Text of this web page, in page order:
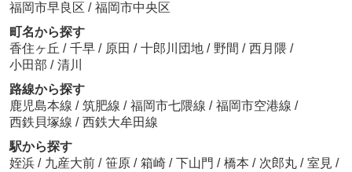
福岡市早良区 / 福岡市中央区
町名から探す
香住ヶ丘 / 千早 / 原田 / 十郎川団地 / 野間 / 西月隈 /
小田部 / 清川
路線から探す
鹿児島本線 / 筑肥線 / 福岡市七隈線 / 福岡市空港線 /
西鉄貝塚線 / 西鉄大牟田線
駅から探す
姪浜 / 九産大前 / 笹原 / 箱崎 / 下山門 / 橋本 / 次郎丸 / 室見 /